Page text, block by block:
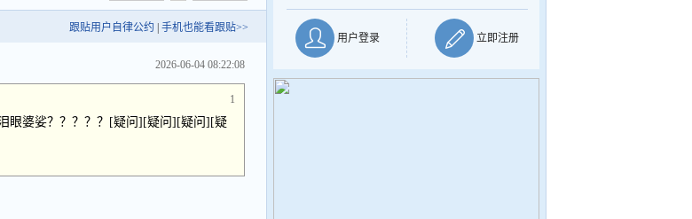
跟贴用户自律公约 手机也能看跟贴>>
2026-06-04 08:22:08
1
眼婆娑？？？？？[疑问][疑问][疑问][疑
用户登录 立即注册